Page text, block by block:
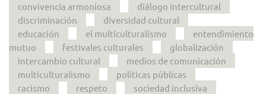
convivencia armoniosa
diálogo intercultural
discriminación
diversidad cultural
educación
el multiculturalismo
entendimiento
mutuo
festivales culturales
globalización
intercambio cultural
medios de comunicación
multiculturalismo
políticas públicas
racismo
respeto
sociedad inclusiva